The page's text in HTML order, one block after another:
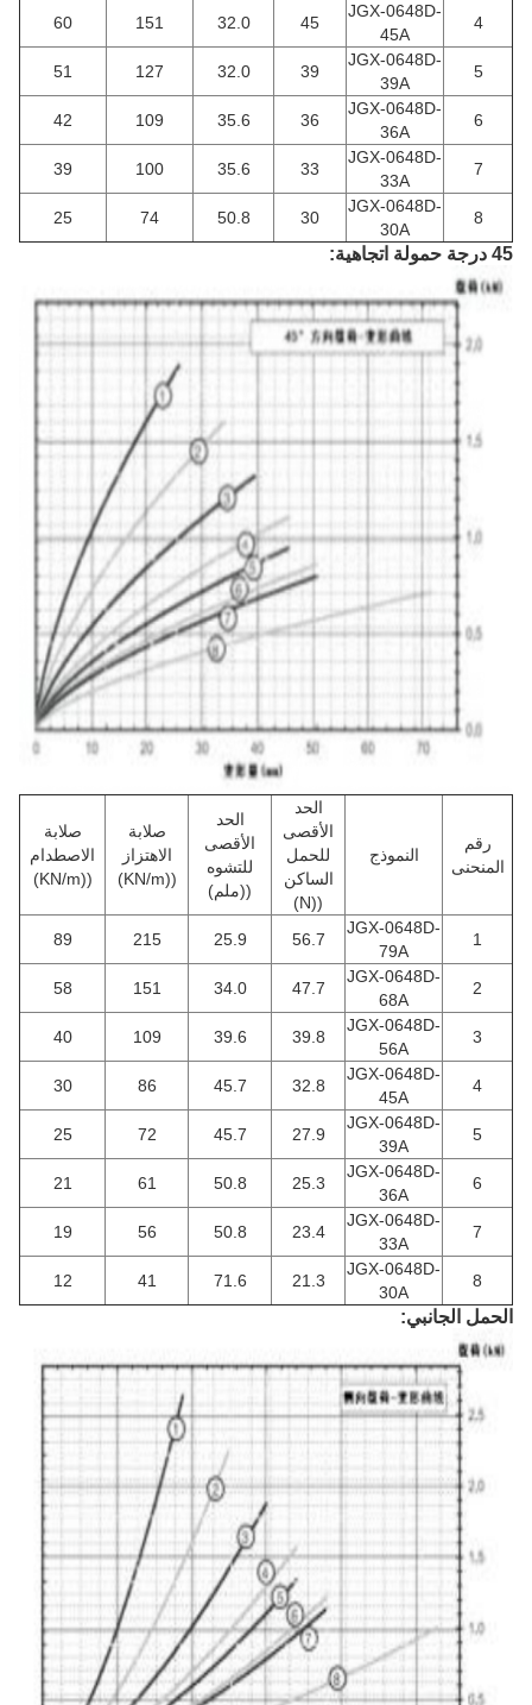
4
JGX-0648D-
45A
45
32.0
151
60
5
JGX-0648D-
39A
39
32.0
127
51
6
JGX-0648D-
36A
36
35.6
109
42
7
JGX-0648D-
33A
33
35.6
100
39
8
JGX-0648D-
30A
30
50.8
74
25
45 درجة حمولة اتجاهية:
رقم
المنحنى
النموذج
الحد
الأقصى
للحمل
الساكن
((N)
الحد
الأقصى
للتشوه
((ملم)
صلابة
الاهتزاز
((KN/m)
صلابة
الاصطدام
((KN/m)
JGX-0648D-
79A
56.7
25.9
215
89
JGX-0648D-
68A
47.7
34.0
151
58
JGX-0648D-
56A
39.8
39.6
109
40
4
JGX-0648D-
45A
32.8
45.7
86
30
5
JGX-0648D-
39A
27.9
45.7
72
25
JGX-0648D-
36A
25.3
50.8
61
21
JGX-0648D-
33A
23.4
50.8
56
19
JGX-0648D-
30A
21.3
71.6
41
12
الحمل الجانبي: